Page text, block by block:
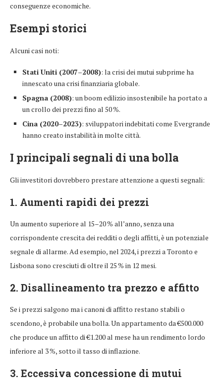
conseguenze economiche.
Esempi storici
Alcuni casi noti:
Stati Uniti (2007–2008): la crisi dei mutui subprime ha
innescato una crisi finanziaria globale.
Spagna (2008): un boom edilizio insostenibile ha portato a
un crollo dei prezzi fino al 50 %.
Cina (2020–2023): sviluppatori indebitati come Evergrande
hanno creato instabilità in molte città.
I principali segnali di una bolla
Gli investitori dovrebbero prestare attenzione a questi segnali:
1. Aumenti rapidi dei prezzi
Un aumento superiore al 15–20 % all’anno, senza una
corrispondente crescita dei redditi o degli affitti, è un potenziale
segnale di allarme. Ad esempio, nel 2024, i prezzi a Toronto e
Lisbona sono cresciuti di oltre il 25 % in 12 mesi.
2. Disallineamento tra prezzo e affitto
Se i prezzi salgono ma i canoni di affitto restano stabili o
scendono, è probabile una bolla. Un appartamento da €500.000
che produce un affitto di €1.200 al mese ha un rendimento lordo
inferiore al 3 %, sotto il tasso di inflazione.
3. Eccessiva concessione di mutui